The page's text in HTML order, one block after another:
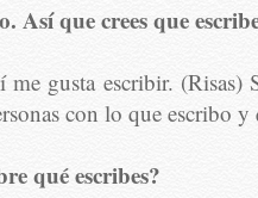
Así que crees que
gusta escribir. (Risas)
con lo que escribo y
qué escribes?